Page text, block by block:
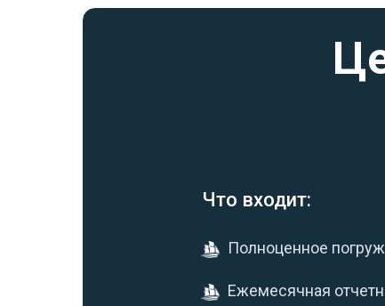
Что входит:
Ежемесячная
Полноценное